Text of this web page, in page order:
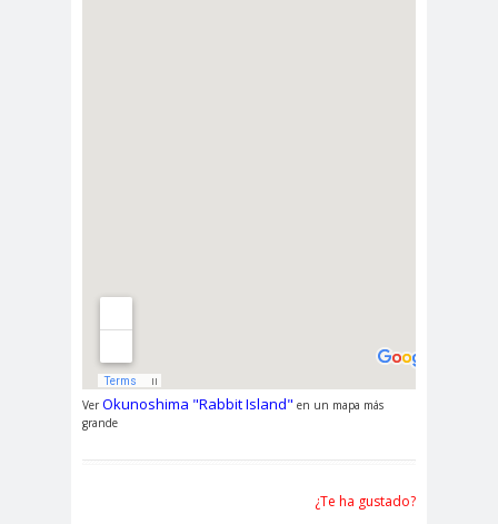
Ver Okunoshima "Rabbit Island" en un mapa más
grande
¿Te ha gustado?